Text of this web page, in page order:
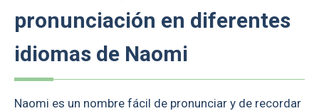
pronunciación en diferentes
idiomas de Naomi
Naomi es un nombre fácil de pronunciar y de recordar